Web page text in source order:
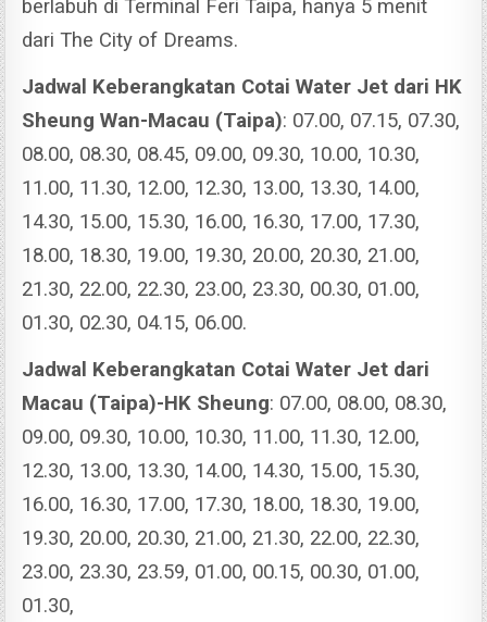
berlabuh di Terminal Feri Taipa, hanya 5 menit
dari The City of Dreams.
Jadwal Keberangkatan Cotai Water Jet dari HK
Sheung Wan-Macau (Taipa): 07.00, 07.15, 07.30,
08.00, 08.30, 08.45, 09.00, 09.30, 10.00, 10.30,
11.00, 11.30, 12.00, 12.30, 13.00, 13.30, 14.00,
14.30, 15.00, 15.30, 16.00, 16.30, 17.00, 17.30,
18.00, 18.30, 19.00, 19.30, 20.00, 20.30, 21.00,
21.30, 22.00, 22.30, 23.00, 23.30, 00.30, 01.00,
01.30, 02.30, 04.15, 06.00.
Jadwal Keberangkatan Cotai Water Jet dari
Macau (Taipa)-HK Sheung: 07.00, 08.00, 08.30,
09.00, 09.30, 10.00, 10.30, 11.00, 11.30, 12.00,
12.30, 13.00, 13.30, 14.00, 14.30, 15.00, 15.30,
16.00, 16.30, 17.00, 17.30, 18.00, 18.30, 19.00,
19.30, 20.00, 20.30, 21.00, 21.30, 22.00, 22.30,
23.00, 23.30, 23.59, 01.00, 00.15, 00.30, 01.00,
01.30,